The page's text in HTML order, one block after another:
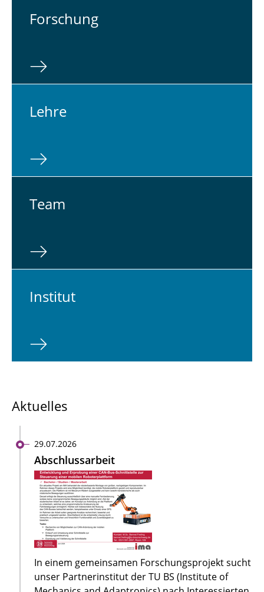
For­schung
Lehre
Team
In­sti­tut
Aktuelles
29.07.2026
Abschlussarbeit
In einem gemeinsamen Forschungsprojekt sucht
unser Partnerinstitut der TU BS (Institute of